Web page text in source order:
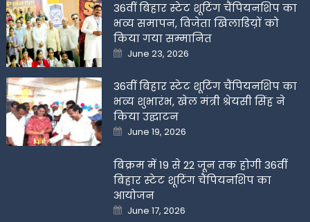
36वीं बिहार स्टेट शूटिंग चैंपियनशिप का
भव्य समापन, विजेता खिलाडिय़ों को
किया गया सम्मानित
Posted
on
June 23, 2026
36वीं बिहार स्टेट शूटिंग चैंपियनशिप का
भव्य शुभारंभ, खेल मंत्री श्रेयसी सिंह ने
किया उद्घाटन
Posted
on
June 19, 2026
बिक्रम में 19 से 22 जून तक होगी 36वीं
बिहार स्टेट शूटिंग चैंपियनशिप का
आयोजन
Posted
on
June 17, 2026